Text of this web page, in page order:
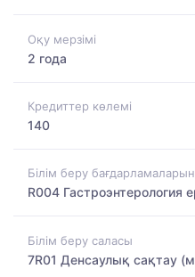
Оқу мерзімі
2 года
Кредиттер көлемі
140
Білім беру
R004 Гастроэнтерология
Білім беру саласы
7R01 Денсаулық сақтау